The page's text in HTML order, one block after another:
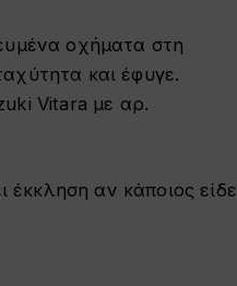
οχήματα στη
και έφυγε.
Vitara με αρ.
έκκληση αν κάποιος είδε